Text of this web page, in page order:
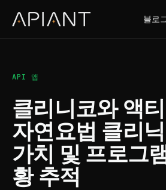
블로
API 앱
클리니코와 액
자연요법 클리
가치 및 프로그
황 추적